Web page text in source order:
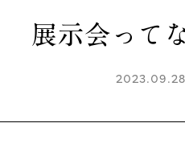
展示会って
2023.09.28